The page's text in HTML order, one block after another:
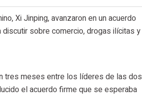
Xi Jinping, avanzaron en un acuerdo
discutir sobre comercio, drogas ilícitas y
tres meses entre los líderes de las dos
el acuerdo firme que se esperaba